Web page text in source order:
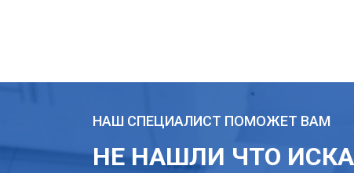
НАШ СПЕЦИАЛИСТ ПОМОЖЕТ ВАМ
НЕ НАШЛИ ЧТО